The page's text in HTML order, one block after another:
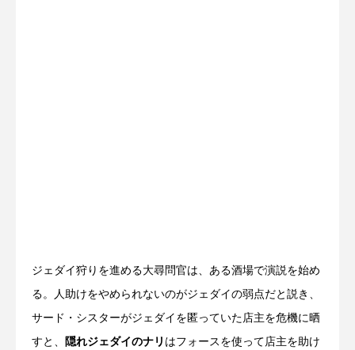
ジェダイ狩りを進める大尋問官は、ある酒場で演説を始め
る。人助けをやめられないのがジェダイの弱点だと説き、
サード・シスターがジェダイを匿っていた店主を危機に晒
すと、 隠れジェダイのナリ はフォースを使って店主を助け